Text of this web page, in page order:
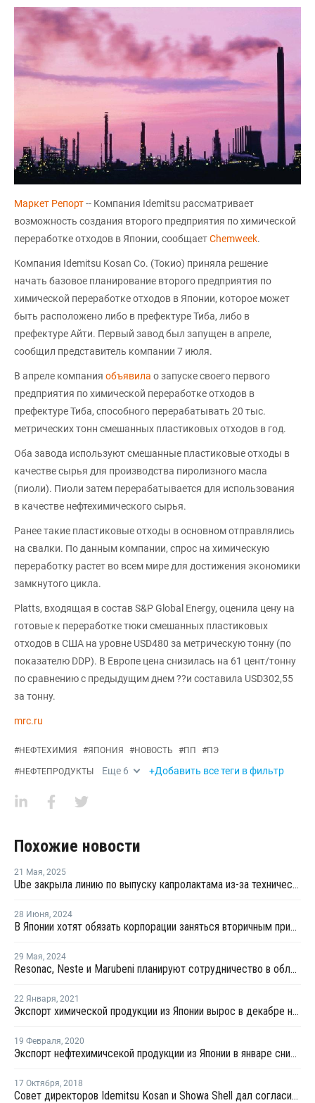
Маркет Репорт-- Компания Idemitsu рассматривает
возможность создания второго предприятия по химической
переработке отходов в Японии, сообщаетChemweek.
Компания Idemitsu Kosan Co. (Токио) приняла решение
начать базовое планирование второго предприятия по
химической переработке отходов в Японии, которое может
быть расположено либо в префектуре Тиба, либо в
префектуре Айти. Первый завод был запущен в апреле,
сообщил представитель компании 7 июля.
В апреле компания объявила о запуске своего первого
предприятия по химической переработке отходов в
префектуре Тиба, способного перерабатывать 20 тыс.
метрических тонн смешанных пластиковых отходов в год.
Оба завода используют смешанные пластиковые отходы в
качестве сырья для производства пиролизного масла
(пиоли). Пиоли затем перерабатывается для использования
в качестве нефтехимического сырья.
Ранее такие пластиковые отходы в основном отправлялись
на свалки. По данным компании, спрос на химическую
переработку растет во всем мире для достижения экономики
замкнутого цикла.
Platts, входящая в состав S&P Global Energy, оценила цену на
готовые к переработке тюки смешанных пластиковых
отходов в США на уровне USD480 за метрическую тонну (по
показателю DDP). В Европе цена снизилась на 61 цент/тонну
по сравнению с предыдущим днем ??и составила USD302,55
за тонну.
mrc.ru
#НЕФТЕХИМИЯ #ЯПОНИЯ #НОВОСТЬ #ПП #ПЭ
#НЕФТЕПРОДУКТЫ Еще 6 +Добавить все теги в фильтр
Похожие новости
21 Мая, 2025
Ube закрыла линию по выпуску капролактама из-за технической проблемы в Таиланде
28 Июня, 2024
В Японии хотят обязать корпорации заняться вторичным применением пластиков
29 Мая, 2024
Resonac, Neste и Marubeni планируют сотрудничество в области возобновляемых олефинов в Японии
22 Января, 2021
Экспорт химической продукции из Японии вырос в декабре на 10%
19 Февраля, 2020
Экспорт нефтехимичсекой продукции из Японии в январе снизился на 4,5%
17 Октября, 2018
Совет директоров Idemitsu Kosan и Showa Shell дал согласие на слияние